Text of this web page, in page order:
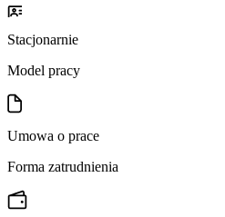
Stacjonarnie
Model pracy
Umowa o prace
Forma zatrudnienia